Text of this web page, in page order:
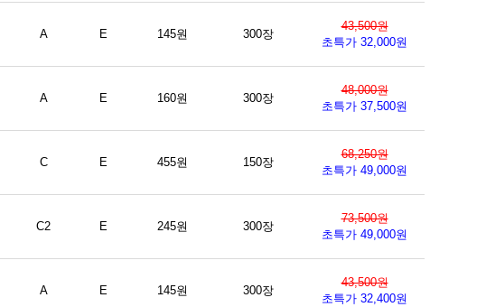
A E 145원 300장
43,500원
초특가 32,000원
A E 160원 300장
48,000원
초특가 37,500원
C E 455원 150장
68,250원
초특가 49,000원
C2 E 245원 300장
73,500원
초특가 49,000원
A E 145원 300장
43,500원
초특가 32,400원